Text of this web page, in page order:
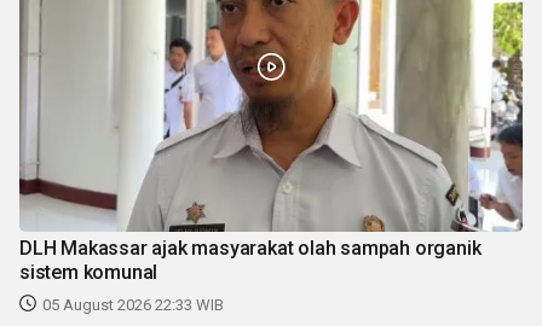
DLH Makassar ajak masyarakat olah sampah organik
sistem komunal
05 August 2026 22:33 WIB